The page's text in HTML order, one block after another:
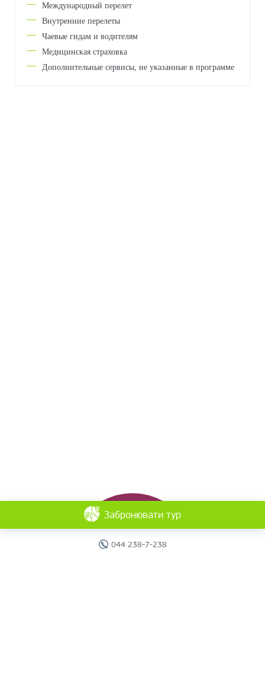
Международный перелет
Внутренние перелеты
Чаевые гидам и водителям
Медицинская страховка
Дополнительные сервисы, не указанные в программе
044 238-7-238
Забронювати тур